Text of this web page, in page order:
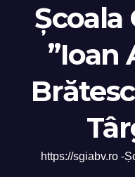
Școala
”Ioan
https://sgiabv.ro -